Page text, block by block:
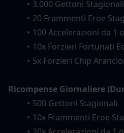
3.000 Gettoni Stagionali
20 Frammenti Eroe
100 Accelerazioni da 1
10x Forzieri Fortunati
5x Forzieri Chip
Ricompense Giornaliere
500 Gettoni Stagionali
10x Frammenti Eroe